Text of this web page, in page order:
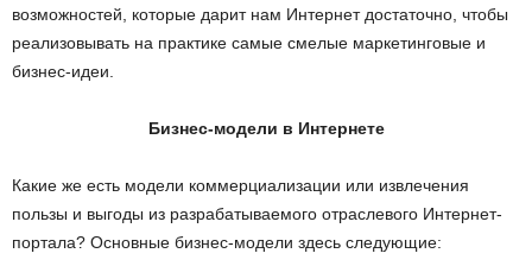
возможностей, которые дарит нам Интернет достаточно, чтобы
реализовывать на практике самые смелые маркетинговые и
бизнес-идеи.
Бизнес-модели в Интернете
Какие же есть модели коммерциализации или извлечения
пользы и выгоды из разрабатываемого отраслевого Интернет-
портала? Основные бизнес-модели здесь следующие: